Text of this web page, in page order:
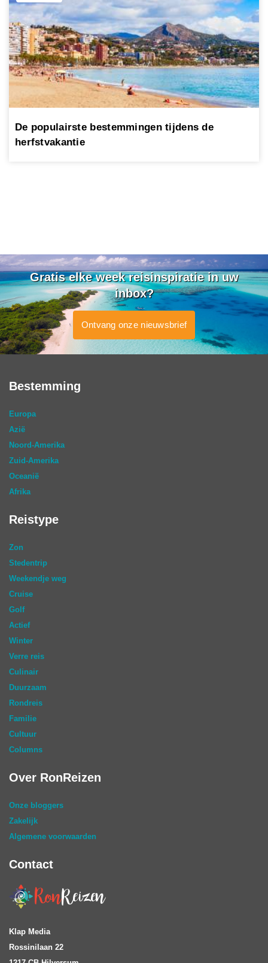
De populairste bestemmingen tijdens de
herfstvakantie
Gratis elke week reisinspiratie in uw
inbox?
Ontvang onze nieuwsbrief
Bestemming
Europa
Azië
Noord-Amerika
Zuid-Amerika
Oceanië
Afrika
Reistype
Zon
Stedentrip
Weekendje weg
Cruise
Golf
Actief
Winter
Verre reis
Culinair
Duurzaam
Rondreis
Familie
Cultuur
Columns
Over RonReizen
Onze bloggers
Zakelijk
Algemene voorwaarden
Contact
Klap Media
Rossinilaan 22